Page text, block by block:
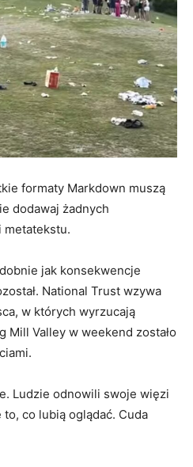
formaty Markdown muszą
dodawaj żadnych
metatekstu.
jak konsekwencje
National Trust wzywa
w których wyrzucają
Mill Valley w weekend zostało
Ludzie odnowili swoje więzi
to, co lubią oglądać. Cuda